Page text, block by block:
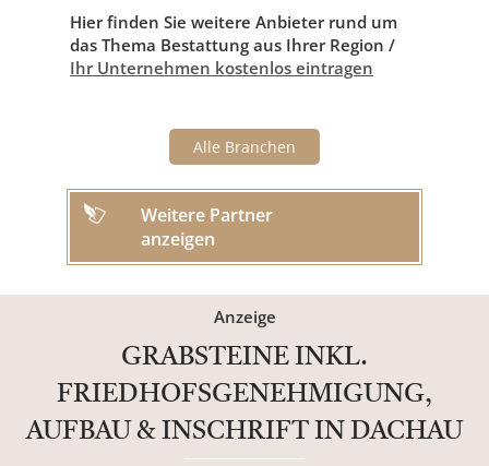
Hier finden Sie weitere Anbieter rund um
das Thema Bestattung aus Ihrer Region /
Ihr Unternehmen kostenlos eintragen
Alle Branchen
Weitere Partner
anzeigen
Anzeige
GRABSTEINE INKL.
FRIEDHOFSGENEHMIGUNG,
AUFBAU & INSCHRIFT IN DACHAU